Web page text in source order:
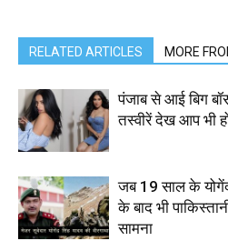
RELATED ARTICLES MORE
पंजाब से आई बिग
तस्वीरें देख आप भी
जब 19 साल के
के बाद भी
सामना